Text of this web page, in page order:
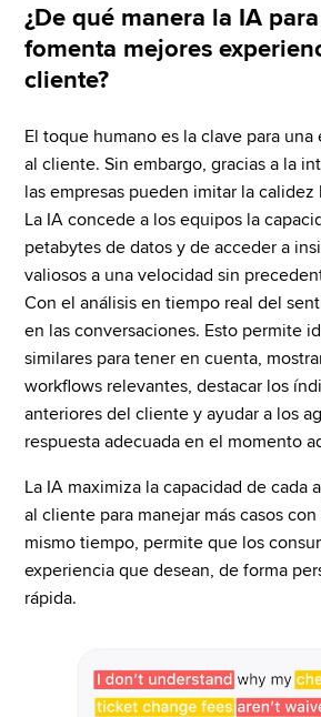
¿De qué manera la IA
fomenta mejores
cliente?
El toque humano es la clave para
al cliente. Sin embargo, gracias a la
las empresas pueden imitar la calidez
La IA concede a los equipos la
petabytes de datos y de acceder a
valiosos a una velocidad sin
Con el análisis en tiempo real del
en las conversaciones. Esto permite
similares para tener en cuenta,
workflows relevantes, destacar los
anteriores del cliente y ayudar a los
respuesta adecuada en el momento
La IA maximiza la capacidad de cada
al cliente para manejar más casos
mismo tiempo, permite que los
experiencia que desean, de forma
rápida.